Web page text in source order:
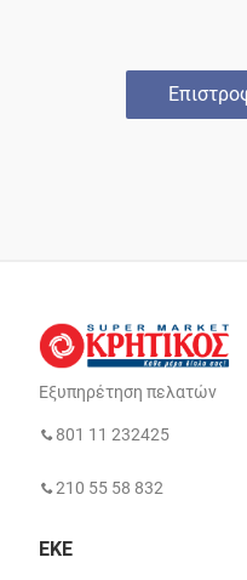
Εξυπηρέτηση πελατών
801 11 232425
210 55 58 832
ΕΚΕ